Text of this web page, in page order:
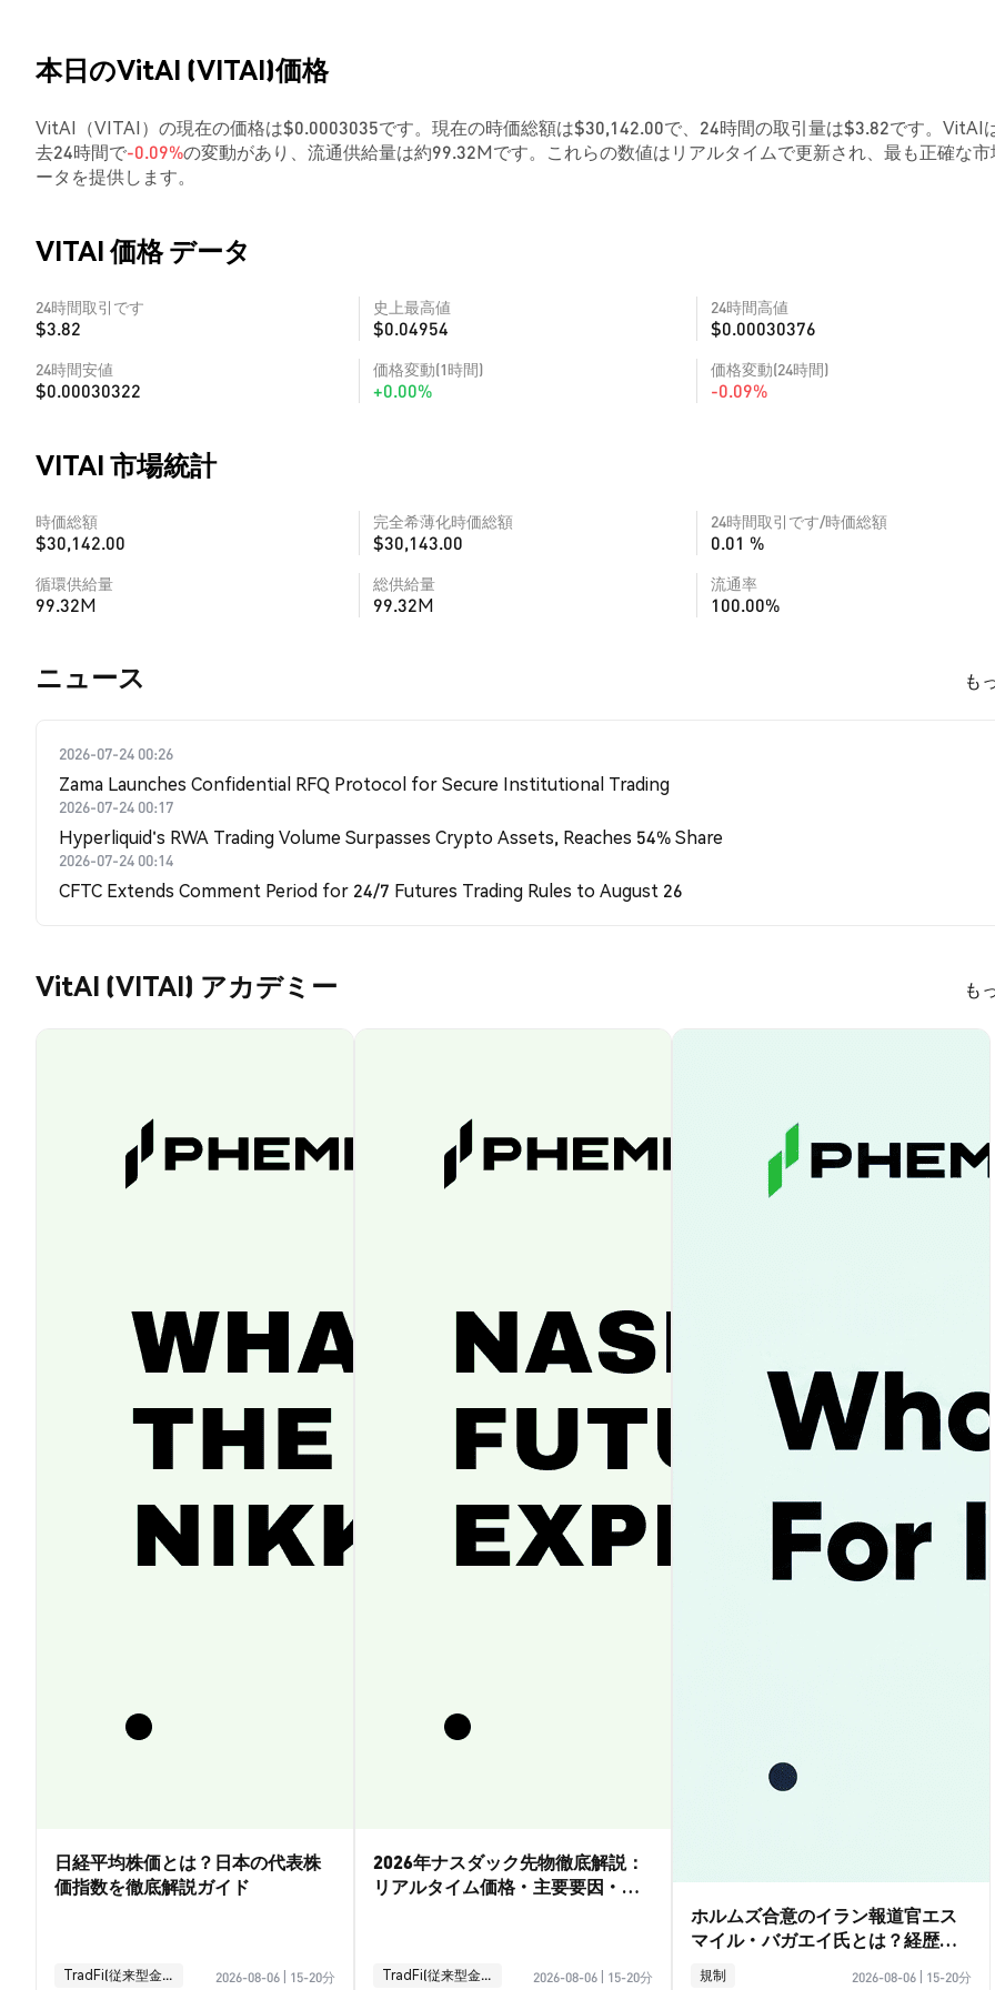
本日のVitAI (VITAI)価格
VitAI（VITAI）の現在の価格は$0.0003035です。現在の時価総額は$30,142.00で、24時間の取引量は$3.82です。VitAI
去24時間で-0.09%の変動があり、流通供給量は約99.32Mです。これらの数値はリアルタイムで更新され、最も正確な市
ータを提供します。
VITAI 価格 データ
24時間取引です
$3.82
史上最高値
$0.04954
24時間高値
$0.00030376
24時間安値
$0.00030322
価格変動(1時間)
+0.00%
価格変動(24時間)
-0.09%
VITAI 市場統計
時価総額
$30,142.00
完全希薄化時価総額
$30,143.00
24時間取引です/時価総額
0.01 %
循環供給量
99.32M
総供給量
99.32M
流通率
100.00%
​​ニュース​​ も
2026-07-24 00:26
Zama Launches Confidential RFQ Protocol for Secure Institutional Trading
2026-07-24 00:17
Hyperliquid's RWA Trading Volume Surpasses Crypto Assets, Reaches 54% Share
2026-07-24 00:14
CFTC Extends Comment Period for 24/7 Futures Trading Rules to August 26
VitAI (VITAI) アカデミー も
日経平均株価とは？日本の代表株
価指数を徹底解説ガイド
TradFi(従来型金融) 2026-08-06 15-20分
2026年ナスダック先物徹底解説：
リアルタイム価格・主要要因・取
TradFi(従来型金融) 2026-08-06 15-20分
ホルムズ合意のイラン報道官エス
マイル・バガエイ氏とは？経歴ガ
イド
規制 2026-08-06 15-20分